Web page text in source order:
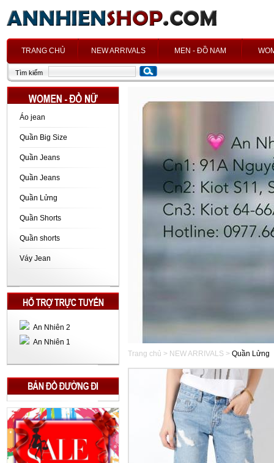
TRANG CHỦ NEW ARRIVALS MEN - ĐỒ NAM
Tìm kiếm
Áo jean
Quần Big Size
Quần Jeans
Quần Jeans
Quần Lửng
Quần Shorts
Quần shorts
Váy Jean
An Nhiên 2
An Nhiên 1
Trang chủ > NEW ARRIVALS > Quần Lửng